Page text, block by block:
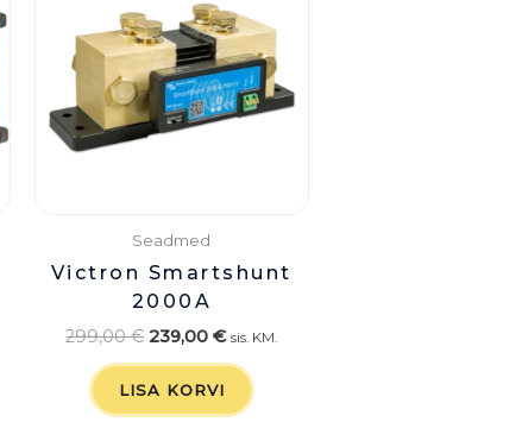
Seadmed
Victron Smartshunt
2000A
299,00€
299,00 €.
239,00€
239,00 €.
sis. KM.
LISA KORVI